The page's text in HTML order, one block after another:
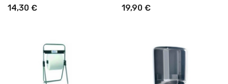
14,30 € 19,90 €